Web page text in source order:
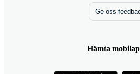
Ge oss
Hämta